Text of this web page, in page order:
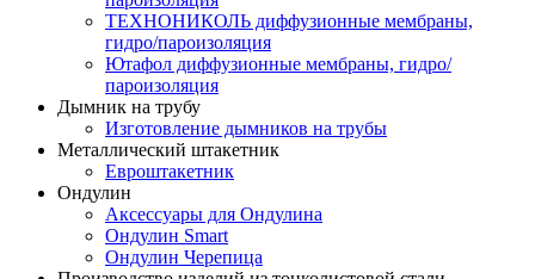
ТЕХНОНИКОЛЬ диффузионные мембраны,
гидро/пароизоляция
Ютафол диффузионные мембраны, гидро/
пароизоляция
Дымник на трубу
Изготовление дымников на трубы
Металлический штакетник
Евроштакетник
Ондулин
Аксессуары для Ондулина
Ондулин Smart
Ондулин Черепица